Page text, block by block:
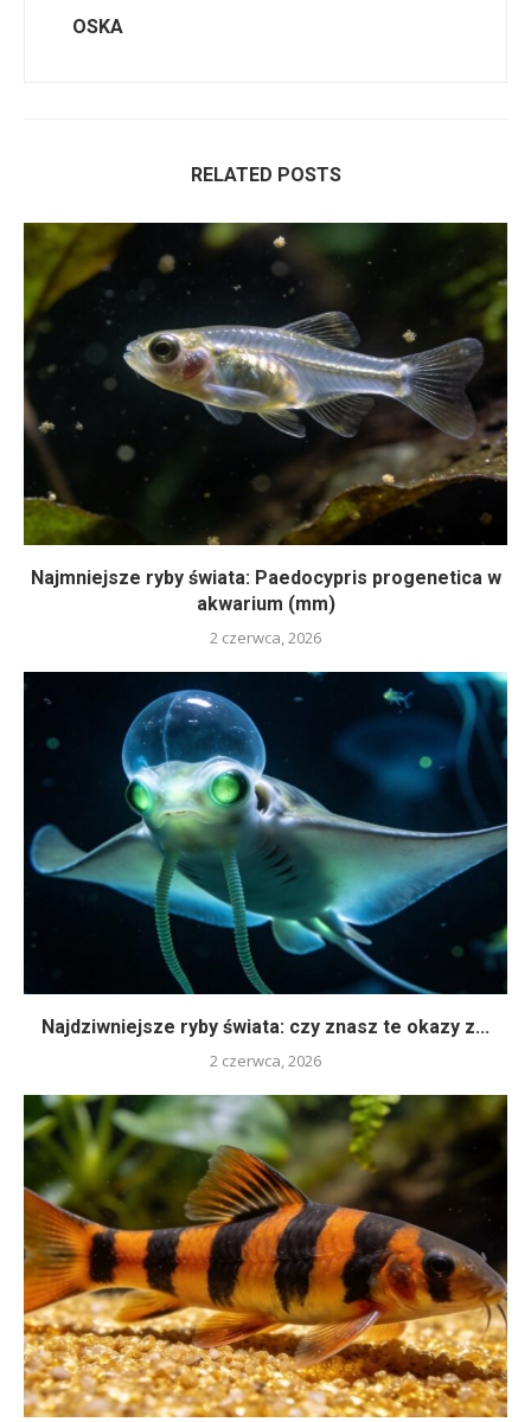
OSKA
RELATED POSTS
Najmniejsze ryby świata: Paedocypris progenetica w
akwarium (mm)
2 czerwca, 2026
Najdziwniejsze ryby świata: czy znasz te okazy z...
2 czerwca, 2026